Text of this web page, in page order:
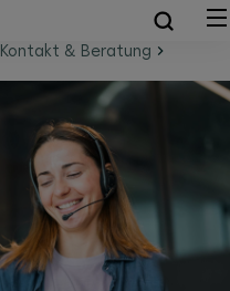
Kontakt & Beratung